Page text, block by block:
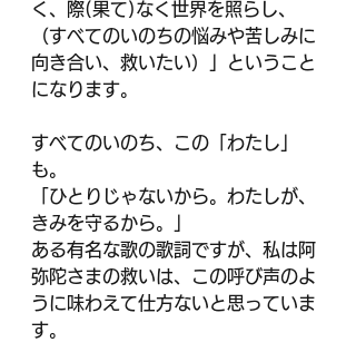
く、際(果て)なく世界を照らし、
（すべてのいのちの悩みや苦しみに
向き合い、救いたい）」ということ
になります。
すべてのいのち、この「わたし」
も。
「ひとりじゃないから。わたしが、
きみを守るから。」
ある有名な歌の歌詞ですが、私は阿
弥陀さまの救いは、この呼び声のよ
うに味わえて仕方ないと思っていま
す。